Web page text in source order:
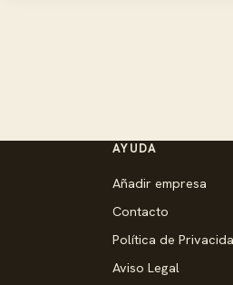
AYUDA
Añadir empresa
Contacto
Política de
Aviso Legal